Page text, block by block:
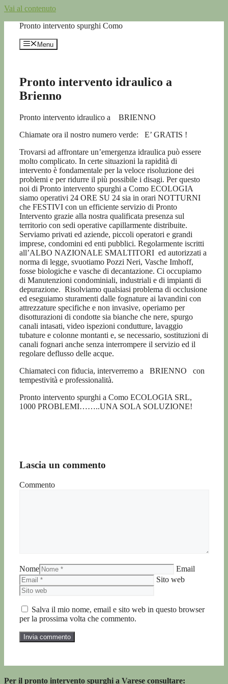
Vai al contenuto
Pronto intervento spurghi Como
Menu
Pronto intervento idraulico a
Brienno
Pronto intervento idraulico a BRIENNO
Chiamate ora il nostro numero verde:
E’ GRATIS !
Trovarsi ad affrontare un’emergenza idraulica può essere
molto complicato. In certe situazioni la rapidità di
intervento è fondamentale per la veloce risoluzione dei
problemi e per ridurre il più possibile i disagi. Per questo
noi di Pronto intervento spurghi a Como ECOLOGIA
siamo operativi 24 ORE SU 24 sia in orari NOTTURNI
che FESTIVI con un efficiente servizio di Pronto
Intervento grazie alla nostra qualificata presenza sul
territorio con sedi operative capillarmente distribuite.
Serviamo privati ed aziende, piccoli operatori e grandi
imprese, condomini ed enti pubblici. Regolarmente iscritti
all’ALBO NAZIONALE SMALTITORI ed autorizzati a
norma di legge, svuotiamo Pozzi Neri, Vasche Imhoff,
fosse biologiche e vasche di decantazione. Ci occupiamo
di Manutenzioni condominiali, industriali e di impianti di
depurazione. Risolviamo qualsiasi problema di occlusione
ed eseguiamo sturamenti dalle fognature ai lavandini con
attrezzature specifiche e non invasive, operiamo per
disotturazioni di condotte sia bianche che nere, spurgo
canali intasati, video ispezioni condutture, lavaggio
tubature e colonne montanti e, se necessario, sostituzioni di
canali fognari anche senza interrompere il servizio ed il
regolare deflusso delle acque.
Chiamateci con fiducia, interverremo a BRIENNO con
tempestività e professionalità.
Pronto intervento spurghi a Como ECOLOGIA SRL,
1000 PROBLEMI……..UNA SOLA SOLUZIONE!
Lascia un commento
Commento
Nome
Email
Sito web
Salva il mio nome, email e sito web in questo browser
per la prossima volta che commento.
Per il pronto intervento spurghi a Varese consultare: